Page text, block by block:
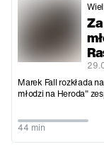
Marek Fall rozkłada
młodzi na Heroda"
44 min